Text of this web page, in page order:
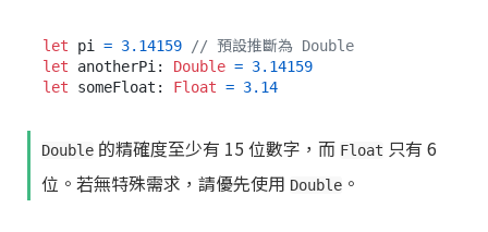
let pi = 3.14159 // 預設推斷為 Double
let anotherPi: Double = 3.14159
let someFloat: Float = 3.14
Double 的精確度至少有 15 位數字，而 Float 只有 6
位。若無特殊需求，請優先使用 Double 。